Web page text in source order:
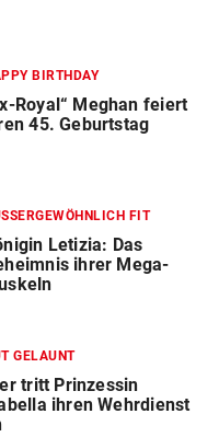
BIRTHDAY
Royal“ Meghan feiert
45. Geburtstag
FIT
Letizia: Das
ihrer Mega-
GELAUNT
tritt Prinzessin
ihren Wehrdienst